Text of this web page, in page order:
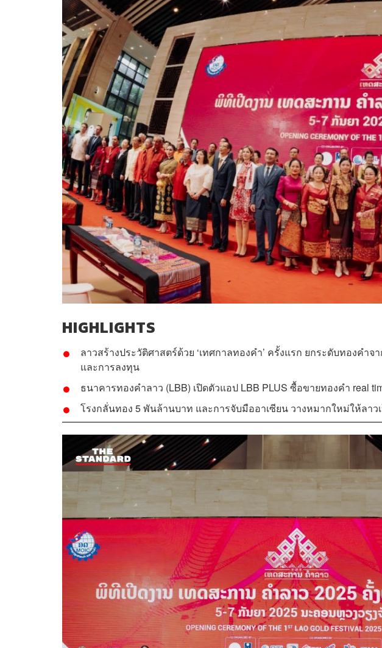
HIGHLIGHTS
ลาวสร้างประวัติศาสตร์ด้วย ‘เทศกาลทองคำ’ ครั้งแรก ยกระดับทองคำ
และการลงทุน
ธนาคารทองคำลาว (LBB) เปิดตัวแอป LBB PLUS ซื้อขายทองคำ real
โรงกลั่นทอง 5 พันล้านบาท และการจับมืออาเซียน วางหมากใหม่ให้ลา